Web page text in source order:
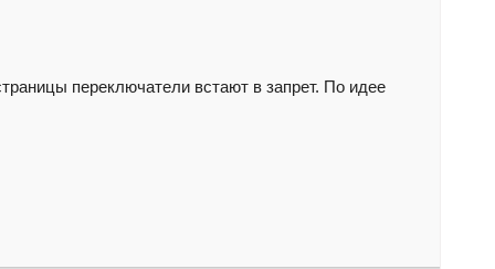
переключатели встают в запрет. По идее